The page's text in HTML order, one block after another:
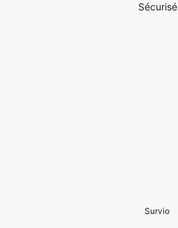
Sécurisé
Survio